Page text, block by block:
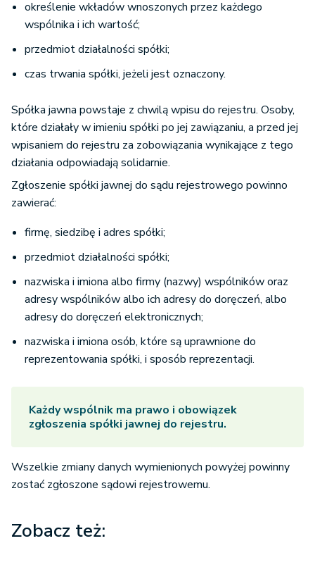
określenie wkładów wnoszonych przez każdego
wspólnika i ich wartość;
przedmiot działalności spółki;
czas trwania spółki, jeżeli jest oznaczony.
Spółka jawna powstaje z chwilą wpisu do rejestru. Osoby,
które działały w imieniu spółki po jej zawiązaniu, a przed jej
wpisaniem do rejestru za zobowiązania wynikające z tego
działania odpowiadają solidarnie.
Zgłoszenie spółki jawnej do sądu rejestrowego powinno
zawierać:
firmę, siedzibę i adres spółki;
przedmiot działalności spółki;
nazwiska i imiona albo firmy (nazwy) wspólników oraz
adresy wspólników albo ich adresy do doręczeń, albo
adresy do doręczeń elektronicznych;
nazwiska i imiona osób, które są uprawnione do
reprezentowania spółki, i sposób reprezentacji.
Każdy wspólnik ma prawo i obowiązek
zgłoszenia spółki jawnej do rejestru.
Wszelkie zmiany danych wymienionych powyżej powinny
zostać zgłoszone sądowi rejestrowemu.
Zobacz też: